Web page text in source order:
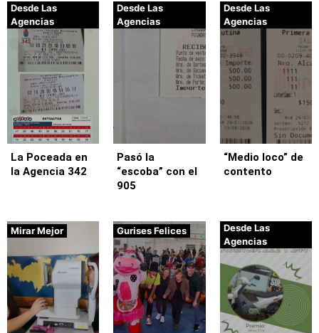
Desde Las
Agencias
La Poceada en
la Agencia 342
Desde Las
Agencias
Pasó la
“escoba” con el
905
Desde Las
Agencias
“Medio loco” de
contento
Mirar Mejor Gurises Felices
Desde Las
Agencias